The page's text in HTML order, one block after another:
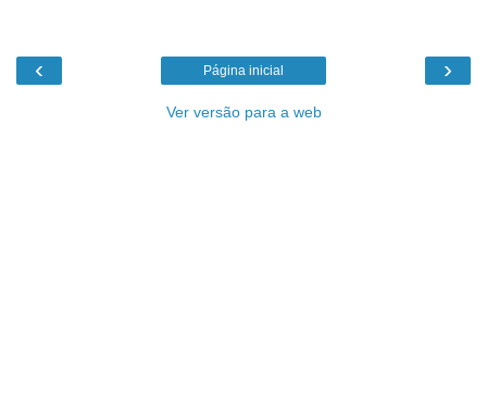
‹ ›
Página inicial
Ver versão para a web